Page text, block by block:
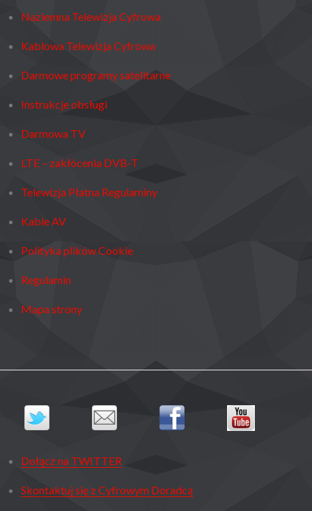
Naziemna Telewizja Cyfrowa
Kablowa Telewizja Cyfrowa
Darmowe programy satelitarne
Instrukcje obsługi
Darmowa TV
LTE – zakłócenia DVB-T
Telewizja Płatna Regulaminy
Kable AV
Polityka plików Cookie
Regulamin
Mapa strony
Dołącz na TWITTER
Skontaktuj się z Cyfrowym Doradcą